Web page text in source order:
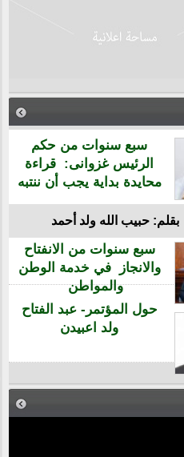
سبع سنوات من حكم
الرئيس غزوانى: قراءة
محايدة بداية يجب أن ننتبه
بقلم: حبيب الله ولد أحمد
سبع سنوات من الانفتاح
والانجاز في خدمة الوطن
والمواطن
حول المؤتمر- عبد الفتاح
ولد اعبيدن